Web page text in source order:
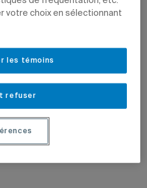
25 juin 2026
Étudier les effets de la pollution
industrielle à Rouyn-Noranda
Une recherche pilotée par Dave Saint-
Amour analyse les liens entre la
pollution associée à la fonderie Horne
votre choix en sélectionnant
refuser
les témoins